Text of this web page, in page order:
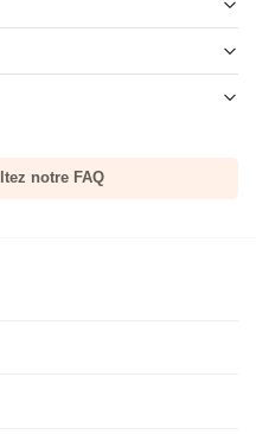
notre FAQ